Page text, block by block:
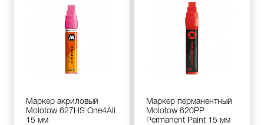
Маркер акриловый
Molotow 627HS One4All
15 мм
Маркер перманентный
Molotow 620PP
Permanent Paint 15 мм